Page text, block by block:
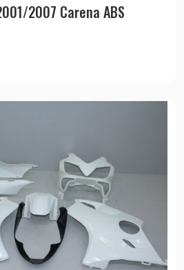
2007 Carena ABS